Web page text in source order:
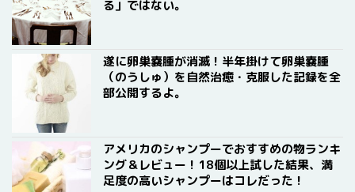
る」ではない。
遂に卵巣嚢腫が消滅！半年掛けて卵巣嚢腫
（のうしゅ）を自然治癒・克服した記録を全
部公開するよ。
アメリカのシャンプーでおすすめの物ランキ
ング＆レビュー！18個以上試した結果、満
足度の高いシャンプーはコレだった！